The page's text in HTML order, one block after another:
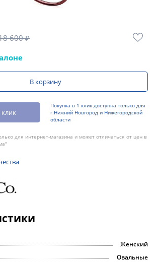
600 ₽
В корзину
Покупка в 1 клик доступна только для
г.Нижний Новгород и Нижегородской
области
для интернет-магазина и может отличаться от цен в
Женский
Овальные